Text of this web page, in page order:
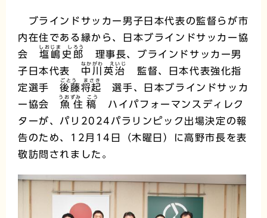
ブラインドサッカー男子日本代表の監督らが市
内在住である縁から、日本ブラインドサッカー協
会 塩嶋史郎
しおじま しろう
理事長、ブラインドサッカー男
子日本代表 中川英治
なかがわ えいじ
監督、日本代表強化指
定選手後藤将起
ごとう まさき
選手、日本ブラインドサッカ
ー協会 魚住稿
うおずみ こう
ハイパフォーマンスディレク
ターが、パリ2024パラリンピック出場決定の報
告のため、12月14日（木曜日）に高野市長を表
敬訪問されました。